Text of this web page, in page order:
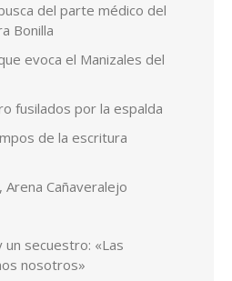
del parte médico del
Bonilla
evoca el Manizales del
fusilados por la espalda
de la escritura
Cañaveralejo
secuestro: «Las
nosotros»